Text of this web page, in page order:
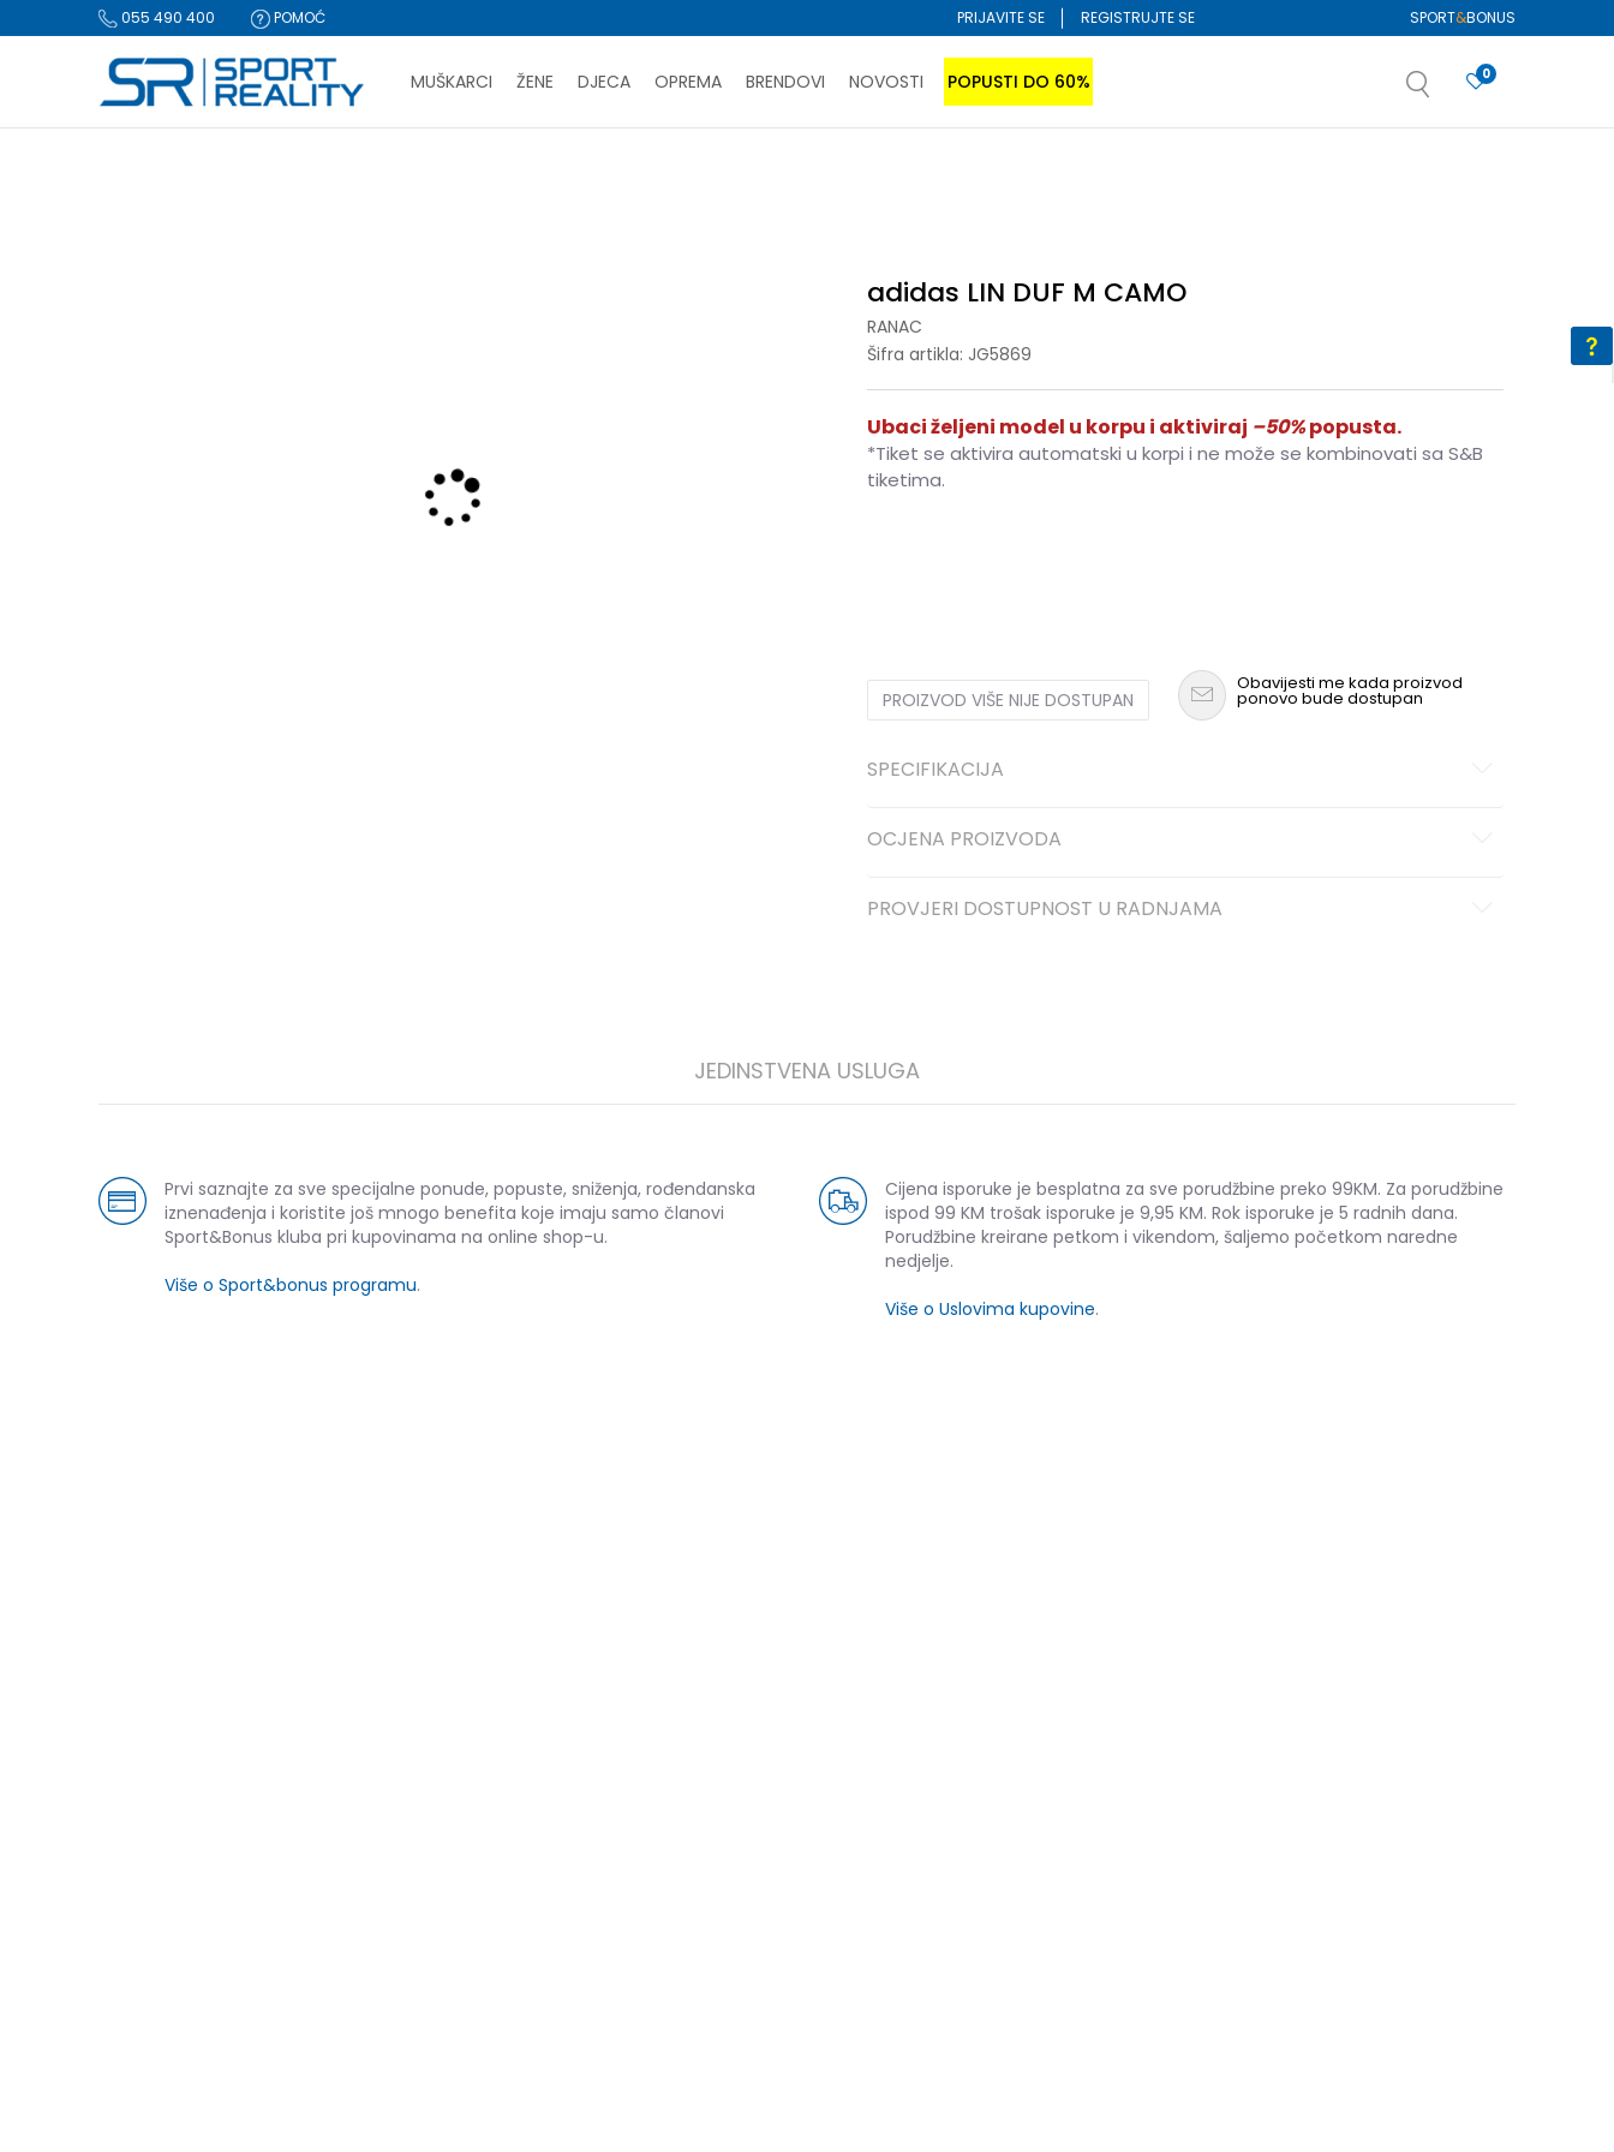
055 490 400 POMOĆ SPORT&BONUS
PRIJAVITE SE REGISTRUJTE SE
MUŠKARCI ŽENE DJECA OPREMA BRENDOVI NOVOSTI POPUSTI DO 60% 0
adidas LIN DUF M CAMO
RANAC
Šifra artikla: JG5869
Ubaci željeni model u korpu i aktiviraj –50%popusta.
*Tiket se aktivira automatski u korpi i ne može se kombinovati sa S&B
tiketima.
PROIZVOD VIŠE NIJE DOSTUPAN
Obavijesti me kada proizvod
ponovo bude dostupan
SPECIFIKACIJA
OCJENA PROIZVODA
PROVJERI DOSTUPNOST U RADNJAMA
JEDINSTVENA USLUGA
Prvi saznajte za sve specijalne ponude, popuste, sniženja, rođendanska
iznenađenja i koristite još mnogo benefita koje imaju samo članovi
Sport&Bonus kluba pri kupovinama na online shop-u.
Više o Sport&bonus programu.
Cijena isporuke je besplatna za sve porudžbine preko 99KM. Za porudžbine
ispod 99 KM trošak isporuke je 9,95 KM. Rok isporuke je 5 radnih dana.
Porudžbine kreirane petkom i vikendom, šaljemo početkom naredne
nedjelje.
Više o Uslovima kupovine.